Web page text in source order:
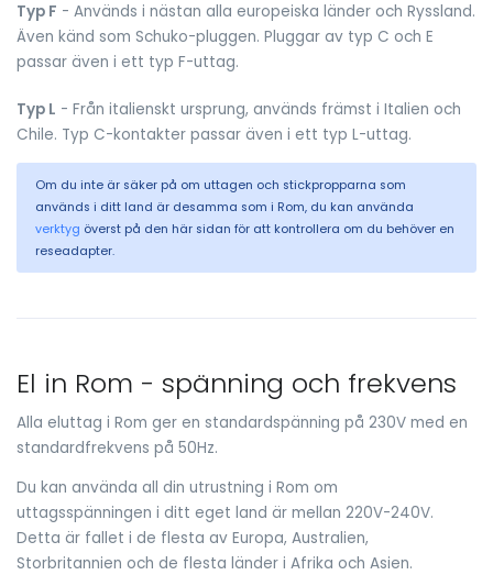
Typ F - Används i nästan alla europeiska länder och Ryssland.
Även känd som Schuko-pluggen. Pluggar av typ C och E
passar även i ett typ F-uttag.
Typ L - Från italienskt ursprung, används främst i Italien och
Chile. Typ C-kontakter passar även i ett typ L-uttag.
Om du inte är säker på om uttagen och stickpropparna som
används i ditt land är desamma som i Rom, du kan använda
verktyg överst på den här sidan för att kontrollera om du behöver en
reseadapter.
El in Rom - spänning och frekvens
Alla eluttag i Rom ger en standardspänning på 230V med en
standardfrekvens på 50Hz.
Du kan använda all din utrustning i Rom om
uttagsspänningen i ditt eget land är mellan 220V-240V.
Detta är fallet i de flesta av Europa, Australien,
Storbritannien och de flesta länder i Afrika och Asien.